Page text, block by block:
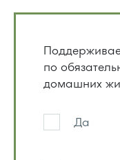
по
домашних
Да